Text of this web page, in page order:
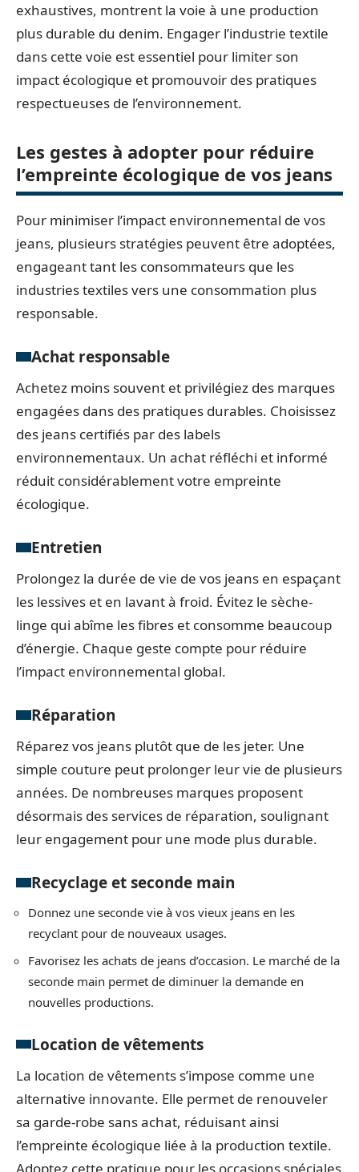
exhaustives, montrent la voie à une production
plus durable du denim. Engager l’industrie textile
dans cette voie est essentiel pour limiter son
impact écologique et promouvoir des pratiques
respectueuses de l’environnement.
Les gestes à adopter pour réduire
l’empreinte écologique de vos jeans
Pour minimiser l’impact environnemental de vos
jeans, plusieurs stratégies peuvent être adoptées,
engageant tant les consommateurs que les
industries textiles vers une consommation plus
responsable.
Achat responsable
Achetez moins souvent et privilégiez des marques
engagées dans des pratiques durables. Choisissez
des jeans certifiés par des labels
environnementaux. Un achat réfléchi et informé
réduit considérablement votre empreinte
écologique.
Entretien
Prolongez la durée de vie de vos jeans en espaçant
les lessives et en lavant à froid. Évitez le sèche-
linge qui abîme les fibres et consomme beaucoup
d’énergie. Chaque geste compte pour réduire
l’impact environnemental global.
Réparation
Réparez vos jeans plutôt que de les jeter. Une
simple couture peut prolonger leur vie de plusieurs
années. De nombreuses marques proposent
désormais des services de réparation, soulignant
leur engagement pour une mode plus durable.
Recyclage et seconde main
Donnez une seconde vie à vos vieux jeans en les
recyclant pour de nouveaux usages.
Favorisez les achats de jeans d’occasion. Le marché de la
seconde main permet de diminuer la demande en
nouvelles productions.
Location de vêtements
La location de vêtements s’impose comme une
alternative innovante. Elle permet de renouveler
sa garde-robe sans achat, réduisant ainsi
l’empreinte écologique liée à la production textile.
Adoptez cette pratique pour les occasions spéciales